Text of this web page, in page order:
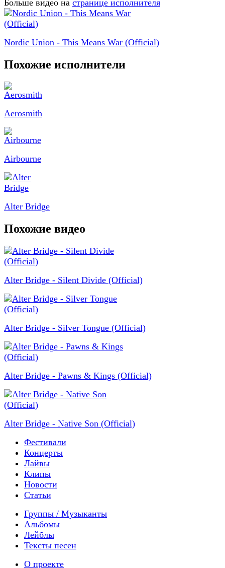
Больше видео на странице исполнителя
Nordic Union - This Means War (Official)
Похожие исполнители
Aerosmith
Airbourne
Alter Bridge
Похожие видео
Alter Bridge - Silent Divide (Official)
Alter Bridge - Silver Tongue (Official)
Alter Bridge - Pawns & Kings (Official)
Alter Bridge - Native Son (Official)
Фестивали
Концерты
Лайвы
Клипы
Новости
Статьи
Группы / Музыканты
Альбомы
Лейблы
Тексты песен
О проекте